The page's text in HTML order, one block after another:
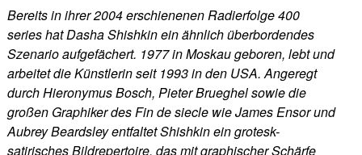
Bereits in ihrer 2004 erschienenen Radierfolge 400
series hat Dasha Shishkin ein ähnlich überbordendes
Szenario aufgefächert. 1977 in Moskau geboren, lebt und
arbeitet die Künstlerin seit 1993 in den USA. Angeregt
durch Hieronymus Bosch, Pieter Brueghel sowie die
großen Graphiker des Fin de siecle wie James Ensor und
Aubrey Beardsley entfaltet Shishkin ein grotesk-
satirisches Bildrepertoire, das mit graphischer Schärfe